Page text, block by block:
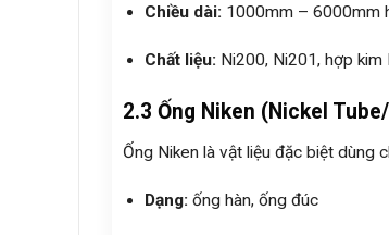
Chiều dài: 1000mm – 6000mm
Chất liệu: Ni200, Ni201, hợp
2.3 Ống Niken (Nickel
Ống Niken là vật liệu đặc biệt dùng
Dạng: ống hàn, ống đúc